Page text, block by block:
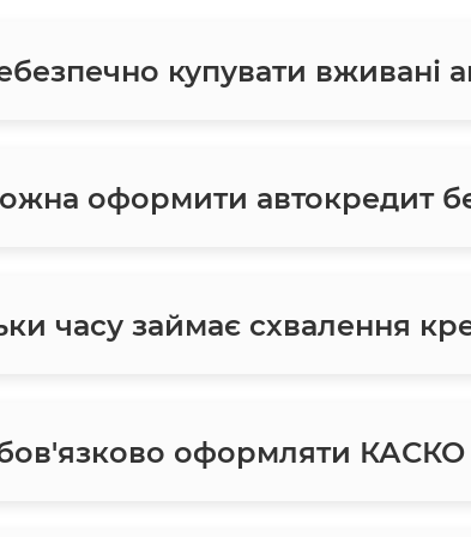
купувати вживані
оформити автокредит
часу займає схвалення
оформляти КАСКО